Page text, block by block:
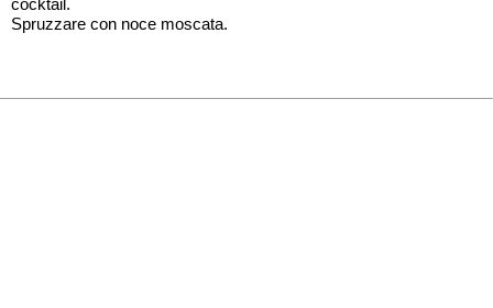
cocktail.
Spruzzare con noce moscata.